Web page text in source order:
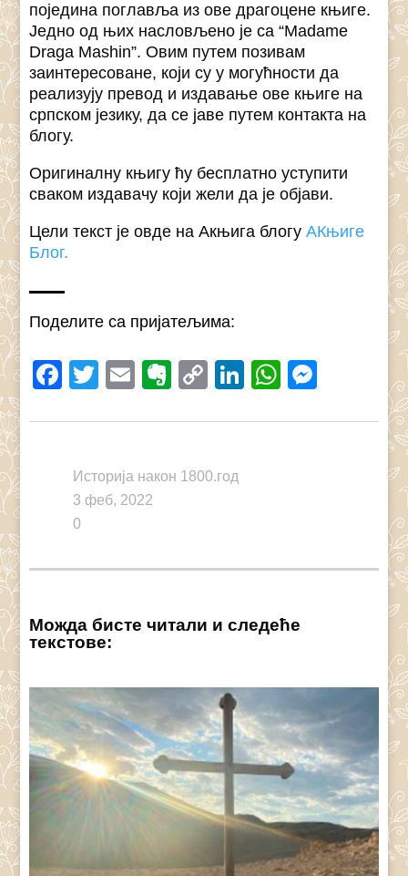
поједина поглавља из ове драгоцене књиге.
Једно од њих насловљено је са “Madame
Draga Mashin”. Овим путем позивам
заинтересоване, који су у могућности да
реализују превод и издавање ове књиге на
српском језику, да се јаве путем контакта на
блогу.
Оригиналну књигу ћу бесплатно уступити
сваком издавачу који жели да је објави.
Цели текст је овде на Акњига блогуАКњиге
Блог.
Поделите са пријатељима:
Facebook
Twitter
EmailEvernote
CopyLinkedIn
Историја након 1800.год
3 феб, 2022
0
Можда бисте читали и следеће
текстове: